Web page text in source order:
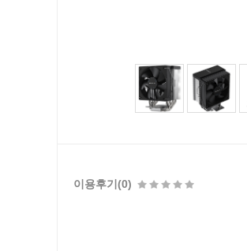
이용후기(0)